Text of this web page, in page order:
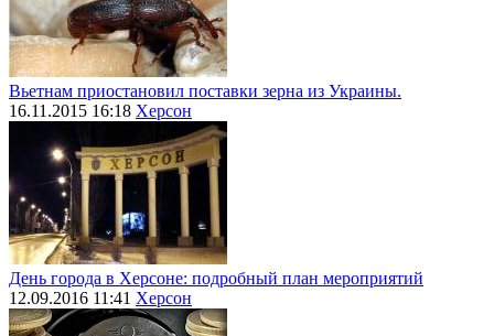
Вьетнам приостановил поставки зерна из Украины.
16.11.2015 16:18 Херсон
День города в Херсоне: подробный план мероприятий
12.09.2016 11:41 Херсон